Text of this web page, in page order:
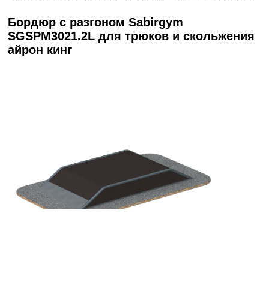
Бордюр с разгоном Sabirgym
SGSPM3021.2L для трюков и скольжения
айрон кинг